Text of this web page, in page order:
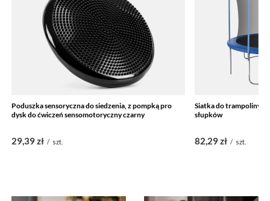
Poduszka sensoryczna do siedzenia, z pompką pro
dysk do ćwiczeń sensomotoryczny czarny
29,39 zł / szt.
Siatka do trampoliny
słupków
82,29 zł / szt.